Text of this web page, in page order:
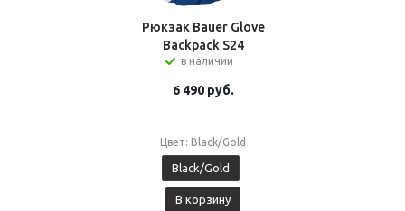
Рюкзак Bauer Glove
Backpack S24
в наличии
6 490руб.
Цвет: Black/Gold
Black/Gold
В корзину